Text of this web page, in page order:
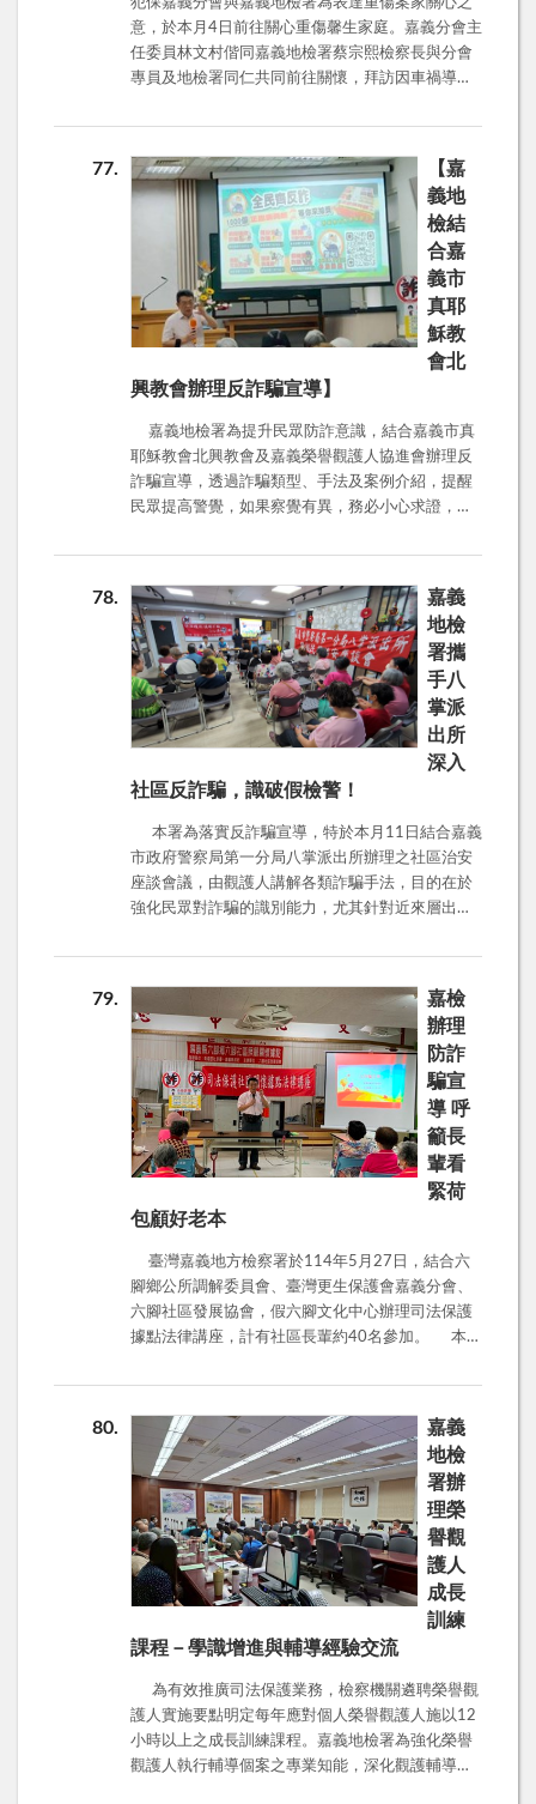
替死鬼。海外打工度假，「高薪、包吃包住、免學
歷、免經驗」，必定有詐，切勿誤入詐團陷阱。
呼籲青少年朋友暑假打工，千萬不要被金錢引誘；
或者輕易將金融卡、密碼、帳戶帳號交付予他人使
意，於本月4日前往關心重傷馨生家庭。嘉義分會主
任委員林文村偕同嘉義地檢署蔡宗熙檢察長與分會
專員及地檢署同仁共同前往關懷，拜訪因車禍導致
分享心路歷程及探討生活之改變。 檢察長表示，該
名馨生人在遭逢重大事故後仍展現堅韌生命力，無
論身為媳婦、母親，或是在職場上扮演的角色，都
表現出令人敬佩的堅毅與勇氣，是女性生命韌性的
最佳寫照。 林主委亦於談話中得知，案女目前因需
照顧罹患失智症的丈夫而處於待業狀態。分會除了
持續協助其尋求合適工作機會外，林主委也積極運
用人脈資源，現場即協助媒合相關職缺，期望能為
馨生家庭的經濟與生活帶來實質助力。 犯保嘉義分
會與嘉義地檢署將持續攜手，致力於提供實際支持
與關懷，陪伴重傷馨生人及其家庭一同走過復原之
77
【嘉
義地
檢結
合嘉
義市
真耶
穌教
會北
興教會辦理反詐騙宣導】
嘉義地檢署為提升民眾防詐意識，結合嘉義市真
耶穌教會北興教會及嘉義榮譽觀護人協進會辦理反
詐騙宣導，透過詐騙類型、手法及案例介紹，提醒
民眾提高警覺，如果察覺有異，務必小心求證，避
共有16,003件，財損高達87億2,967.8萬元，詐騙
手法前五名分別為假投資詐騙、網路購物詐騙、假
買家騙賣家詐騙，假交友(投資詐財)詐騙、假交友
(徵婚詐財)詐騙。最近媒體披露，一位退休銀行襄理
也被騙，他在抖音看到關於投資股票的內容，發現
對方分析、講解都十分專業，更掌握了內線消息，
讓他忍不住加入LINE群組，想要一起賺大錢，沒想
到卻在短短幾週內被騙光3156萬餘元。因此，地檢
署提醒，投資一定要透過主管機關核准的業者，才
有保障。目前主管機關已建置合法證券商、期貨
過該網頁查詢對方是否為合法業者。 另外，證券
商公會官網亦已彙整所有證券商承銷有價證券的公
告(https://web.twsa.org.tw/edoc2/)，投資人申購股
票前，可先透過該網頁查詢申購案件是否屬實。另
疑問，可打165專線諮詢。
78
嘉義
地檢
署攜
手八
掌派
出所
深入
社區反詐騙，識破假檢警！
本署為落實反詐騙宣導，特於本月11日結合嘉義
市政府警察局第一分局八掌派出所辦理之社區治安
座談會議，由觀護人講解各類詐騙手法，目的在於
強化民眾對詐騙的識別能力，尤其針對近來層出不
中，嘉義地檢署觀護人與八掌派出所的員警們，透
過近期新聞案例分享，讓參與民眾了解到詐騙集團
的慣用伎倆。本次宣導內容涵蓋了多種常見的詐騙
類型，讓民眾能夠全面提升防詐意識： ®假投資詐
騙： 詐騙集團常利用社群媒體或交友軟體，以「高
報酬、穩賺不賠」為誘餌，誘騙被害人投資虛擬貨
幣、未上市股票等，最終血本無歸。 ®解除分期付
款詐騙： 歹徒常冒充電商客服，謊稱民眾因系統錯
誤被重複扣款或設定成分期付款，要求民眾操作
ATM或網路銀行取消設定，進而將款項轉出。 ®網
路購物詐騙： 詐騙集團會架設假網站或利用拍賣平
不寄送商品或寄送劣質品。 ®假愛情交友詐騙（殺
豬盤）： 詐騙集團利用網路交友軟體與被害人建立
感情，待取得信任後，便編造各種理由要求被害人
匯款或投資，最終人財兩失。 除了上述常見類
析。觀護人警強調，詐騙集團會冒充檢察官、警察
或司法機關人員，謊稱民眾涉入洗錢、販毒等重大
案件，並以「監管帳戶」、「偵查不公開」等名
義，要求民眾將存款匯入指定帳戶，或將存摺、印
章、提款卡等交給詐騙集團。 請民眾務必謹記以下
防詐三要點： 1.「一聽」： 聽到電話內容提及「個
人資料外洩」、「涉嫌洗錢」、「司法調查」、
「監管帳戶」等關鍵字，立刻提高警覺。 2.「二
掛」： 立即掛斷電話，因為檢警單位偵辦案件絕對
不會在電話中要求民眾匯款或提供個人金融資訊。
3.「三查」： 撥打165反詐騙諮詢專線或110報案
專線查證，切勿回撥詐騙集團提供的任何電話號
碼。 本署再次呼籲民眾，詐騙手法不斷推陳出
新，但萬變不離其宗，最終目的都是要騙取您的財
物。提升自我防詐意識，並將防詐知識傳達給身邊
的親友，共同建構一個安全、無詐的社區環境。
79
嘉檢
辦理
防詐
騙宣
導 呼
籲長
輩看
緊荷
包顧好老本
臺灣嘉義地方檢察署於114年5月27日，結合六
腳鄉公所調解委員會、臺灣更生保護會嘉義分會、
六腳社區發展協會，假六腳文化中心辦理司法保護
據點法律講座，計有社區長輩約40名參加。 本次
主任觀護人針對現行常見的詐騙手法進行解析，特
別是社會常發生的投資詐騙、假檢警詐騙、假親友
詐騙、假愛情詐騙等。提醒長輩遇到不明來電，告
知帳戶遭監管、有穩賺不賠之賺錢機會、邀請加入
投資群組、要你猜猜我是誰等，都是詐騙圈套，千
萬不要隨詐騙話術操作，以免傷了荷包。現場並傳
授看緊荷包秘訣：只要陌生來電跟錢有關，極有可
能就是詐騙，應冷靜以對，即時向165專線電話查
證，或逕向派出所詢問，千萬不要匯錢到不認識的
人的帳戶，不要把存摺、印章、提款卡、密碼交給
別人，顧好老本。 詐騙犯罪已嚴重破壞社會秩序
時有所聞，一輩子的積蓄瞬間蒸發，對人生產生很
大的衝擊。高齡社會的來臨，呼籲大家多關心身旁
的長輩及親朋好友，尤其是獨居的長輩，更是要看
緊荷包顧好老本，提高警覺，防範詐騙。
80
嘉義
地檢
署辦
理榮
譽觀
護人
成長
訓練
課程－學識增進與輔導經驗交流
為有效推廣司法保護業務，檢察機關遴聘榮譽觀
護人實施要點明定每年應對個人榮譽觀護人施以12
小時以上之成長訓練課程。嘉義地檢署為強化榮譽
觀護人執行輔導個案之專業知能，深化觀護輔導工